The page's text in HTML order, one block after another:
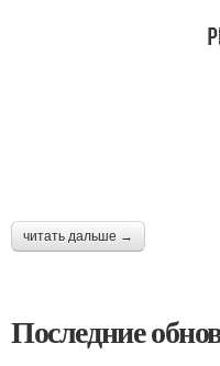
читать дальше →
Последние